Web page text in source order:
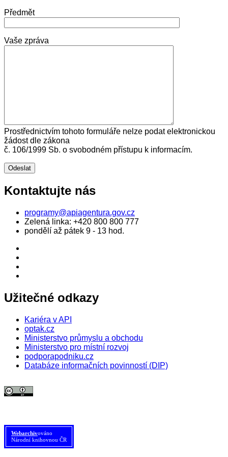
Předmět
Vaše zpráva
Prostřednictvím tohoto formuláře nelze podat elektronickou
žádost dle zákona
č. 106/1999 Sb. o svobodném přístupu k informacím.
Kontaktujte nás
programy@apiagentura.gov.cz
Zelená linka: +420 800 800 777
pondělí až pátek 9 - 13 hod.
Užitečné odkazy
Kariéra v API
optak.cz
Ministerstvo průmyslu a obchodu
Ministerstvo pro místní rozvoj
podporapodniku.cz
Databáze informačních povinností (DIP)
Webarchivováno
Národní knihovnou ČR